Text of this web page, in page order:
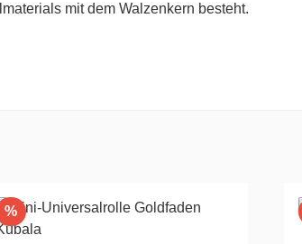
mit dem Walzenkern besteht.
%Rabatt